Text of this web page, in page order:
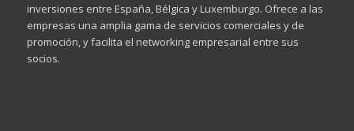
inversiones entre España, Bélgica y Luxemburgo. Ofrece a las
empresas una amplia gama de servicios comerciales y de
promoción, y facilita el networking empresarial entre sus
socios.